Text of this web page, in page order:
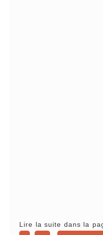
Lire la suite dans la